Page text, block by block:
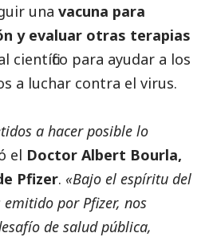
una vacuna para
y evaluar otras terapias
científico para ayudar a los
a luchar contra el virus.
a hacer posible lo
el Doctor Albert Bourla,
Pfizer. «Bajo el espíritu del
emitido por Pfizer, nos
de salud pública,